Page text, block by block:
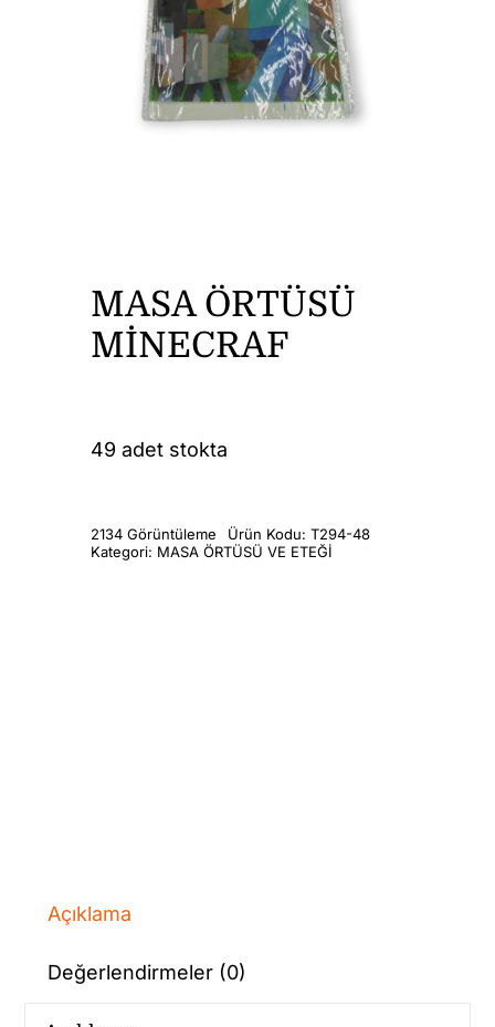
MASA ÖRTÜSÜ
MİNECRAF
49 adet stokta
2134 Görüntüleme Ürün Kodu:T294-48
Kategori: MASA ÖRTÜSÜ VE ETEĞİ
Açıklama
Değerlendirmeler (0)